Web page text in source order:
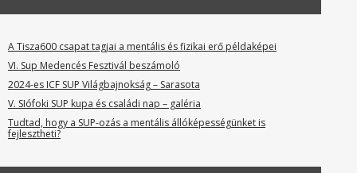
A Tisza600 csapat tagjai a mentális és fizikai erő példaképei
VI. Sup Medencés Fesztivál beszámoló
2024-es ICF SUP Világbajnokság – Sarasota
V. SIófoki SUP kupa és családi nap – galéria
Tudtad, hogy a SUP-ozás a mentális állóképességünket is
fejlesztheti?